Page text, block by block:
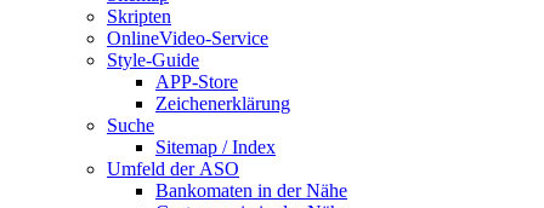
Skripten
OnlineVideo-Service
Style-Guide
APP-Store
Zeichenerklärung
Suche
Sitemap / Index
Umfeld der ASO
Bankomaten in der Nähe